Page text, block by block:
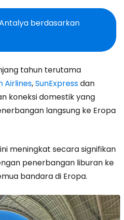
berdasarkan
tahun terutama
Airlines,SunExpressdan
koneksi domestik yang
langsung ke Eropa
meningkat secara signifikan
penerbangan liburan ke
bandara di Eropa.